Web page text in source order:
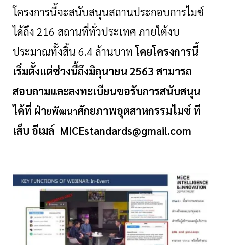
โครงการนี้จะสนับสนุนสถานประกอบการไมซ์
ได้ถึง 216 สถานที่ทั่วประเทศ ภายใต้งบ
ประมาณทั้งสิ้น 6.4 ล้านบาทโดยโครงการนี้
เริ่มตั้งแต่ช่วงนี้ถึงมิถุนายน 2563 สามารถ
สอบถามและลงทะเบียนขอรับการสนับสนุน
ได้ที่ ฝ่ายพัฒนาศักยภาพอุตสาหกรรมไมซ์ ที
เส็บ อีเมล์ MICEstandards@gmail.com